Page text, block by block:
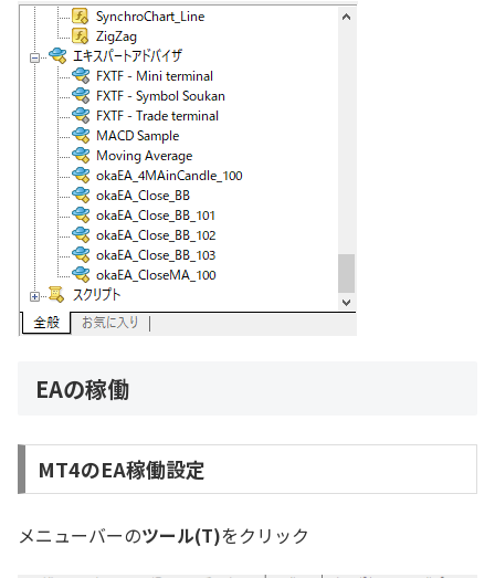
EAの稼働
MT4のEA稼働設定
メニューバーのツール(T)をクリック